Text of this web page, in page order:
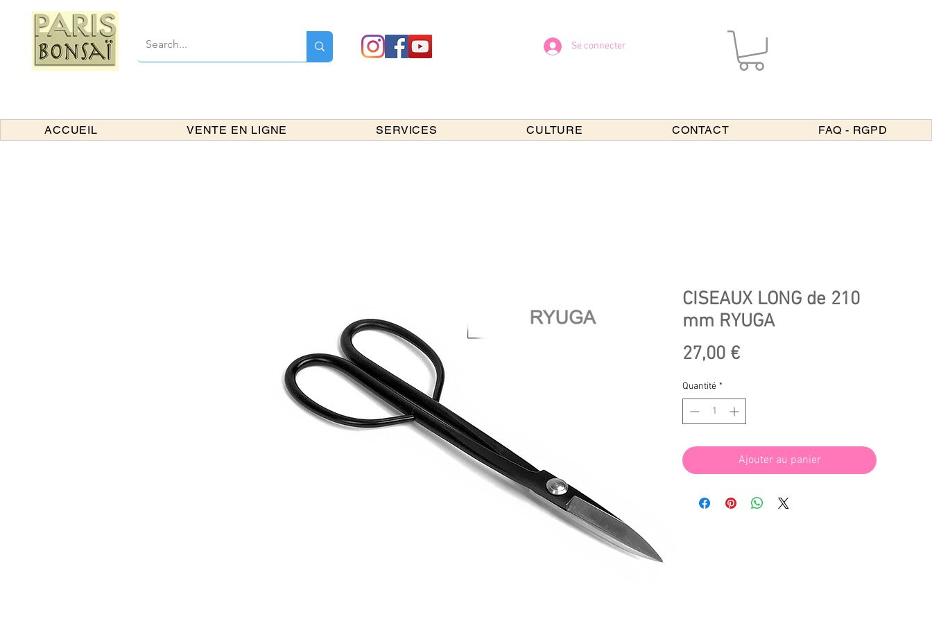
Se connecter
ACCUEIL VENTE EN LIGNE SERVICES CULTURE CONTACT FAQ - RGPD
CISEAUX LONG de 210
mm RYUGA
27,00 €Prix
Quantité *
Ajouter au panier